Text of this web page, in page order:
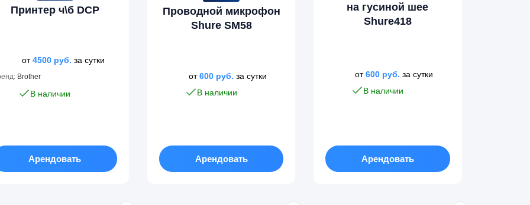
Принтер ч\б DCP
от4500 руб. за сутки
Brother
В наличии
Арендовать
Проводной микрофон
Shure SM58
от600 руб. за сутки
В наличии
Арендовать
на гусиной шее
Shure418
от600 руб. за сутки
В наличии
Арендовать